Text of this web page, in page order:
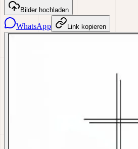
Bilder hochladen
WhatsApp Link kopieren